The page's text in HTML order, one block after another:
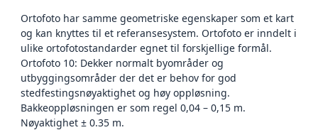
Ortofoto har samme geometriske egenskaper som et kart
og kan knyttes til et referansesystem. Ortofoto er inndelt i
ulike ortofotostandarder egnet til forskjellige formål.
Ortofoto 10: Dekker normalt byområder og
utbyggingsområder der det er behov for god
stedfestingsnøyaktighet og høy oppløsning.
Bakkeoppløsningen er som regel 0,04 – 0,15 m.
Nøyaktighet ± 0.35 m.